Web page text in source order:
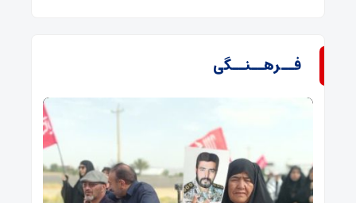
فــرهــنــگی